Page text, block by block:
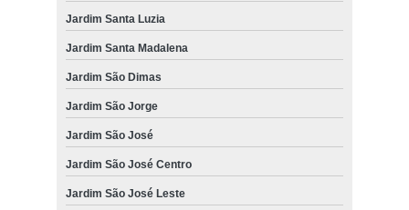
Jardim Santa Luzia
Jardim Santa Madalena
Jardim São Dimas
Jardim São Jorge
Jardim São José
Jardim São José Centro
Jardim São José Leste